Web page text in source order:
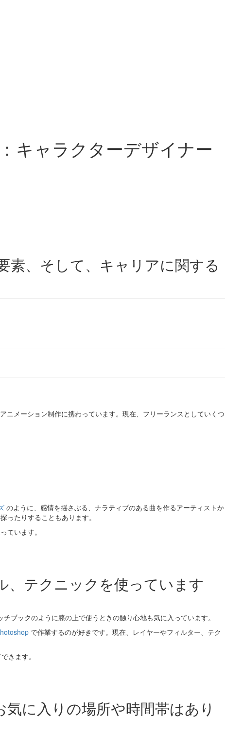
キャラクターデザイナー
素、そして、キャリアに関する
ニメーション制作に携わっています。現在、フリーランスとしていくつ
のように、感情を揺さぶる、ナラティブのある曲を作るアーティストか
たりすることもあります。
ています。
、テクニックを使っています
ブックのように膝の上で使うときの触り心地も気に入っています。
で作業するのが好きです。現在、レイヤーやフィルター、テク
きます。
に入りの場所や時間帯はあり